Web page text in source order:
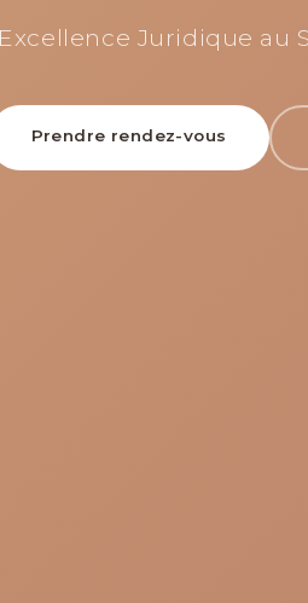
Juridique au
Prendre rendez-vous